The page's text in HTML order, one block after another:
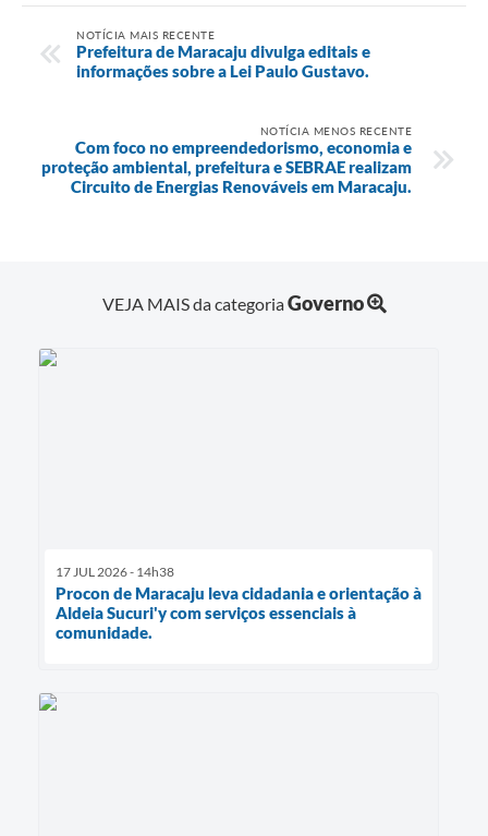
NOTÍCIA MAIS RECENTE
Prefeitura de Maracaju divulga editais e
informações sobre a Lei Paulo Gustavo.
NOTÍCIA MENOS RECENTE
Com foco no empreendedorismo, economia e
proteção ambiental, prefeitura e SEBRAE realizam
Circuito de Energias Renováveis em Maracaju.
VEJA MAIS da categoriaGoverno
17 JUL 2026 - 14h38
Procon de Maracaju leva cidadania e orientação à
Aldeia Sucuri'y com serviços essenciais à
comunidade.